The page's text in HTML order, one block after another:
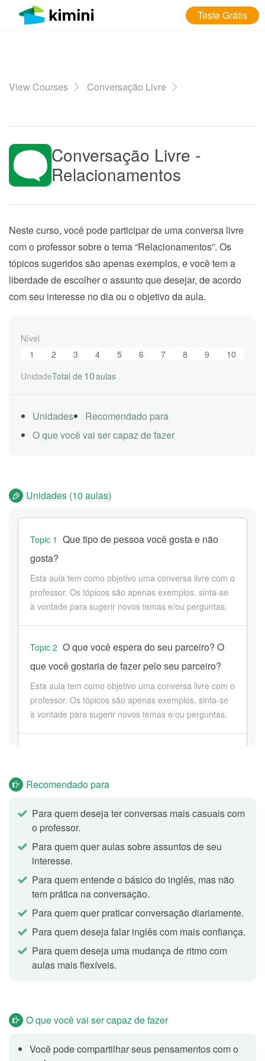
Teste Grátis
View Courses Conversação Livre
Conversação Livre -
Relacionamentos
Neste curso, você pode participar de uma conversa livre
com o professor sobre o tema “Relacionamentos”. Os
tópicos sugeridos são apenas exemplos, e você tem a
liberdade de escolher o assunto que desejar, de acordo
com seu interesse no dia ou o objetivo da aula.
Nível
1
2 3 4 5 6 7 8 9
10
UnidadeTotal de 10aulas
Unidades
Recomendado para
O que você vai ser capaz de fazer
Unidades (10 aulas)
Topic 1 Que tipo de pessoa você gosta e não
gosta?
Esta aula tem como objetivo uma conversa livre com o
professor. Os tópicos são apenas exemplos, sinta-se
à vontade para sugerir novos temas e/ou perguntas.
Topic 2 O que você espera do seu parceiro? O
que você gostaria de fazer pelo seu parceiro?
Esta aula tem como objetivo uma conversa livre com o
professor. Os tópicos são apenas exemplos, sinta-se
à vontade para sugerir novos temas e/ou perguntas.
professor. Os tópicos são apenas exemplos, sinta-se
Topic 4 Como seria seu encontro ideal?
Esta aula tem como objetivo uma conversa livre com o
professor. Os tópicos são apenas exemplos, sinta-se
à vontade para sugerir novos temas e/ou perguntas.
Topic 5 Qual é o seu homem/mulher ideal?
Esta aula tem como objetivo uma conversa livre com o
professor. Os tópicos são apenas exemplos, sinta-se
Topic 6 Você pode me contar sobre histórias de
Recomendado para
Para quem deseja ter conversas mais casuais com
o professor.
Para quem quer aulas sobre assuntos de seu
interesse.
Para quem entende o básico do inglês, mas não
tem prática na conversação.
Para quem quer praticar conversação diariamente.
Para quem deseja falar inglês com mais confiança.
Para quem deseja uma mudança de ritmo com
aulas mais flexíveis.
O que você vai ser capaz de fazer
Você pode compartilhar seus pensamentos com o